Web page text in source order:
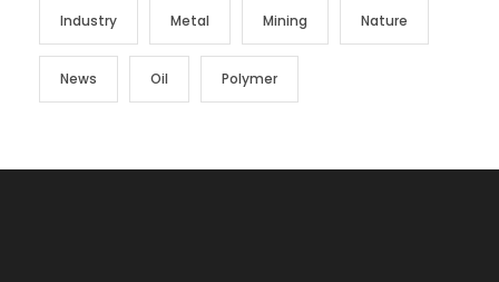
Industry Metal Mining Nature
News Oil Polymer